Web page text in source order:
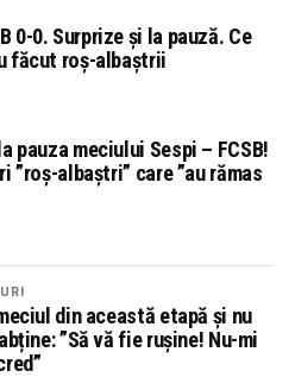
0-0. Surprize și la pauză. Ce
făcut roș-albaștrii
pauza meciului Sespi – FCSB!
”roș-albaștri” care ”au rămas
din această etapă și nu
”Să vă fie rușine! Nu-mi